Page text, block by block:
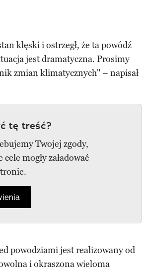
klęski i ostrzegł, że ta powódź
jest dramatyczna. Prosimy
zmian klimatycznych" – napisał
tę treść?
Twojej zgody,
mogły załadować
powodziami jest realizowany od
i okraszona wieloma